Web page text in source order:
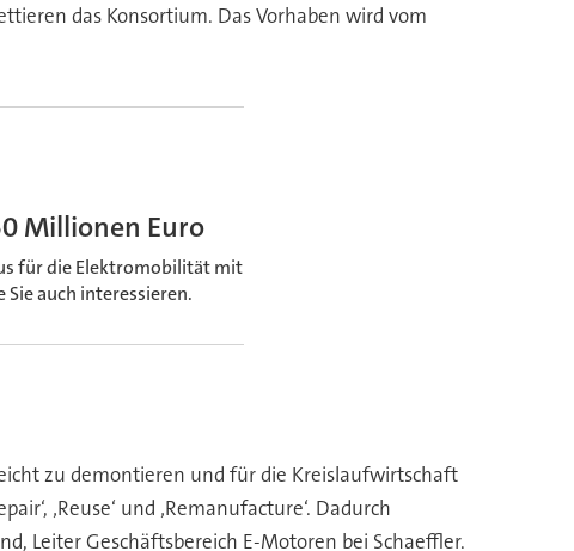
das Konsortium. Das Vorhaben wird vom
Millionen Euro
für die Elektromobilität mit
auch interessieren.
zu demontieren und für die Kreislaufwirtschaft
‚Reuse‘ und ‚Remanufacture‘. Dadurch
Leiter Geschäftsbereich E-Motoren bei Schaeffler.